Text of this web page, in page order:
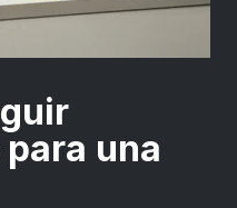
una